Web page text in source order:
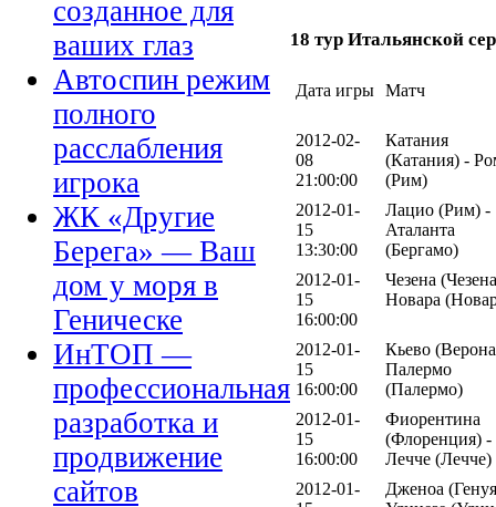
созданное для
ваших глаз
Автоспин режим
полного
расслабления
игрока
ЖК «Другие
Берега» — Ваш
дом у моря в
Геническе
ИнТОП —
профессиональная
разработка и
продвижение
сайтов
18 тур Итальянской
Дата игры Матч
2012-02-
08
21:00:00
Катания
(Катания) -
(Рим)
2012-01-
15
13:30:00
Лацио (Рим) -
Аталанта
(Бергамо)
2012-01-
15
16:00:00
Чезена
Новара
2012-01-
15
16:00:00
Кьево
Палермо
(Палермо)
2012-01-
15
16:00:00
Фиорентина
(Флоренция) -
Лечче (Лечче)
2012-01-
Дженоа